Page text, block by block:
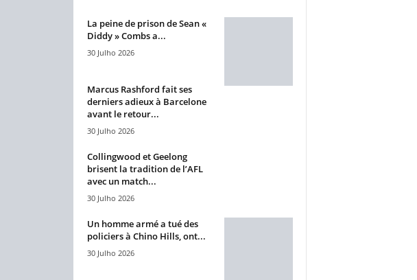
La peine de prison de Sean «
Diddy » Combs a...
30 Julho 2026
Marcus Rashford fait ses
derniers adieux à Barcelone
avant le retour...
30 Julho 2026
Collingwood et Geelong
brisent la tradition de l’AFL
avec un match...
30 Julho 2026
Un homme armé a tué des
policiers à Chino Hills, ont...
30 Julho 2026